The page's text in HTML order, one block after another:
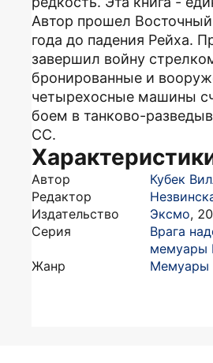
Автор прошел
года до падения Рейха.
завершил войну
бронированные и
четырехосные машины
боем в танково-
СС.
Автор
Кубек
Редактор
Издательство
Эксмо,
Серия
Врага
мемуары
Жанр
Мемуары